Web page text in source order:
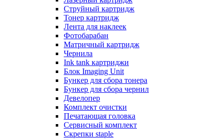
Струйный картридж
Тонер картридж
Лента для наклеек
Фотобарабан
Матричный картридж
Чернила
Ink tank картриджи
Блок Imaging Unit
Бункер для сбора тонера
Бункер для сбора чернил
Девелопер
Комплект очистки
Печатающая головка
Сервисный комплект
Скрепки staple